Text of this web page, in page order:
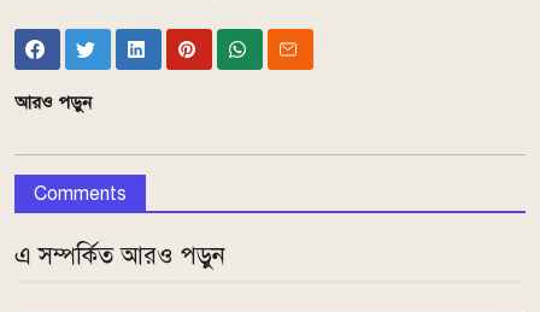
আরও পড়ুন
Comments
এ সম্পর্কিত আরও পড়ুন